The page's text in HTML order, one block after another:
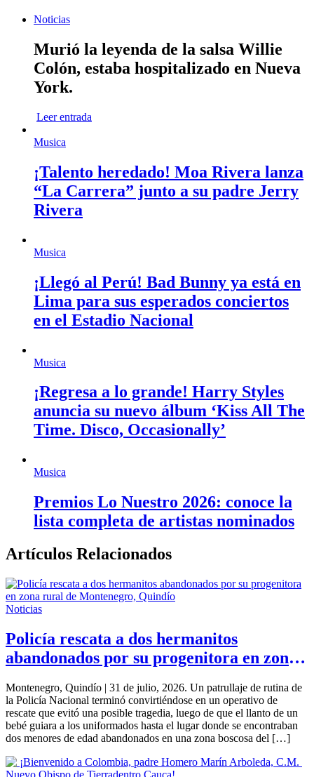
Noticias
Murió la leyenda de la salsa Willie
Colón, estaba hospitalizado en Nueva
York.
Leer entrada
Musica
¡Talento heredado! Moa Rivera lanza
“La Carrera” junto a su padre Jerry
Rivera
Musica
¡Llegó al Perú! Bad Bunny ya está en
Lima para sus esperados conciertos
en el Estadio Nacional
Musica
¡Regresa a lo grande! Harry Styles
anuncia su nuevo álbum ‘Kiss All The
Time. Disco, Occasionally’
Musica
Premios Lo Nuestro 2026: conoce la
lista completa de artistas nominados
Artículos Relacionados
Noticias
Policía rescata a dos hermanitos
abandonados por su progenitora en zona
Montenegro, Quindío | 31 de julio, 2026. Un patrullaje de rutina de
la Policía Nacional terminó convirtiéndose en un operativo de
rescate que evitó una posible tragedia, luego de que el llanto de un
bebé guiara a los uniformados hasta el lugar donde se encontraban
dos menores de edad abandonados en una zona boscosa del […]